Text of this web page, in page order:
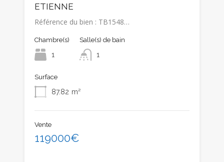
ETIENNE
Référence du bien : TB1548…
Chambre(s)
1
Salle(s) de bain
1
Surface
87.82 m²
Vente
119000€